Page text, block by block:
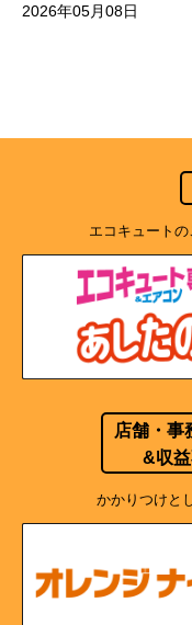
2026年05月08日
エコキュート
店舗・事
&収
かかりつけと